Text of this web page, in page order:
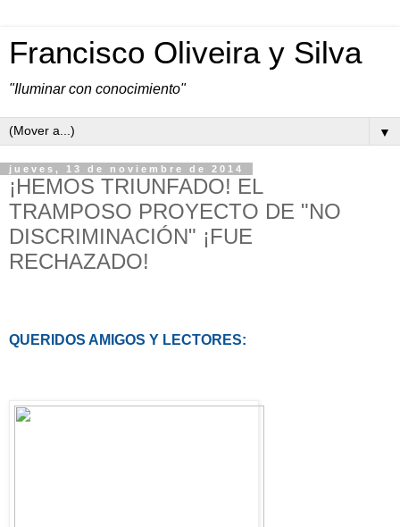
Francisco Oliveira y Silva
"Iluminar con conocimiento"
▼
jueves, 13 de noviembre de 2014
¡HEMOS TRIUNFADO! EL
TRAMPOSO PROYECTO DE "NO
DISCRIMINACIÓN" ¡FUE
RECHAZADO!
QUERIDOS AMIGOS Y LECTORES: